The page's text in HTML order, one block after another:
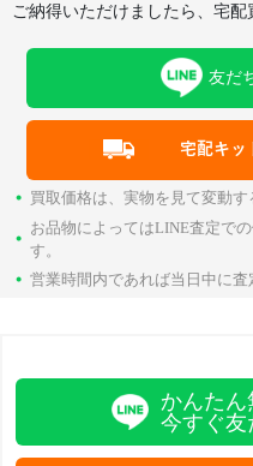
ご納得いただけましたら、宅配
友だ
宅配キッ
・ 買取価格は、実物を見て変動す
・ お品物によってはLINE査定で
す。
・ 営業時間内であれば当日中に査
かんたん
今すぐ友